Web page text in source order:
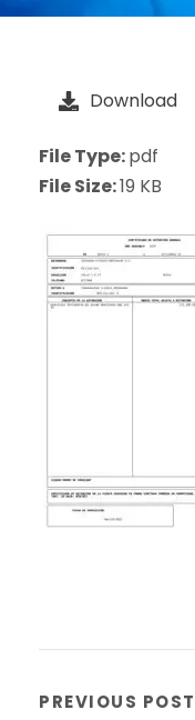
Download
File Type:pdf
File Size:19 KB
PREVIOUS POST